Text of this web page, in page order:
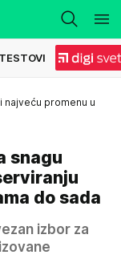
TESTOVI
najveću promenu u
snagu
do sada
izbor za